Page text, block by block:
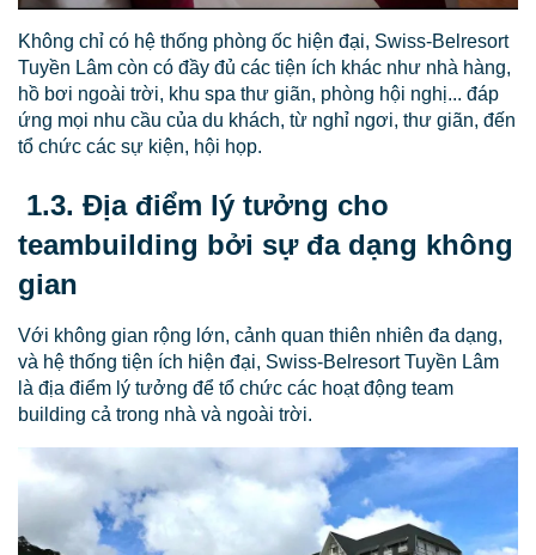
Không chỉ có hệ thống phòng ốc hiện đại, Swiss-Belresort
Tuyền Lâm còn có đầy đủ các tiện ích khác như nhà hàng,
hồ bơi ngoài trời, khu spa thư giãn, phòng hội nghị... đáp
ứng mọi nhu cầu của du khách, từ nghỉ ngơi, thư giãn, đến
tổ chức các sự kiện, hội họp.
1.3. Địa điểm lý tưởng cho
teambuilding bởi sự đa dạng không
gian
Với không gian rộng lớn, cảnh quan thiên nhiên đa dạng,
và hệ thống tiện ích hiện đại, Swiss-Belresort Tuyền Lâm
là địa điểm lý tưởng để tổ chức các hoạt động team
building cả trong nhà và ngoài trời.